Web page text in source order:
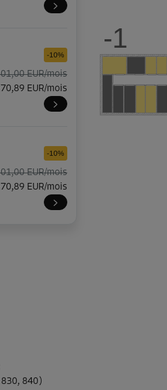
-10%
EUR/mois
EUR/mois
-10%
EUR/mois
EUR/mois
EUR/mois
EUR/mois
-1
840)